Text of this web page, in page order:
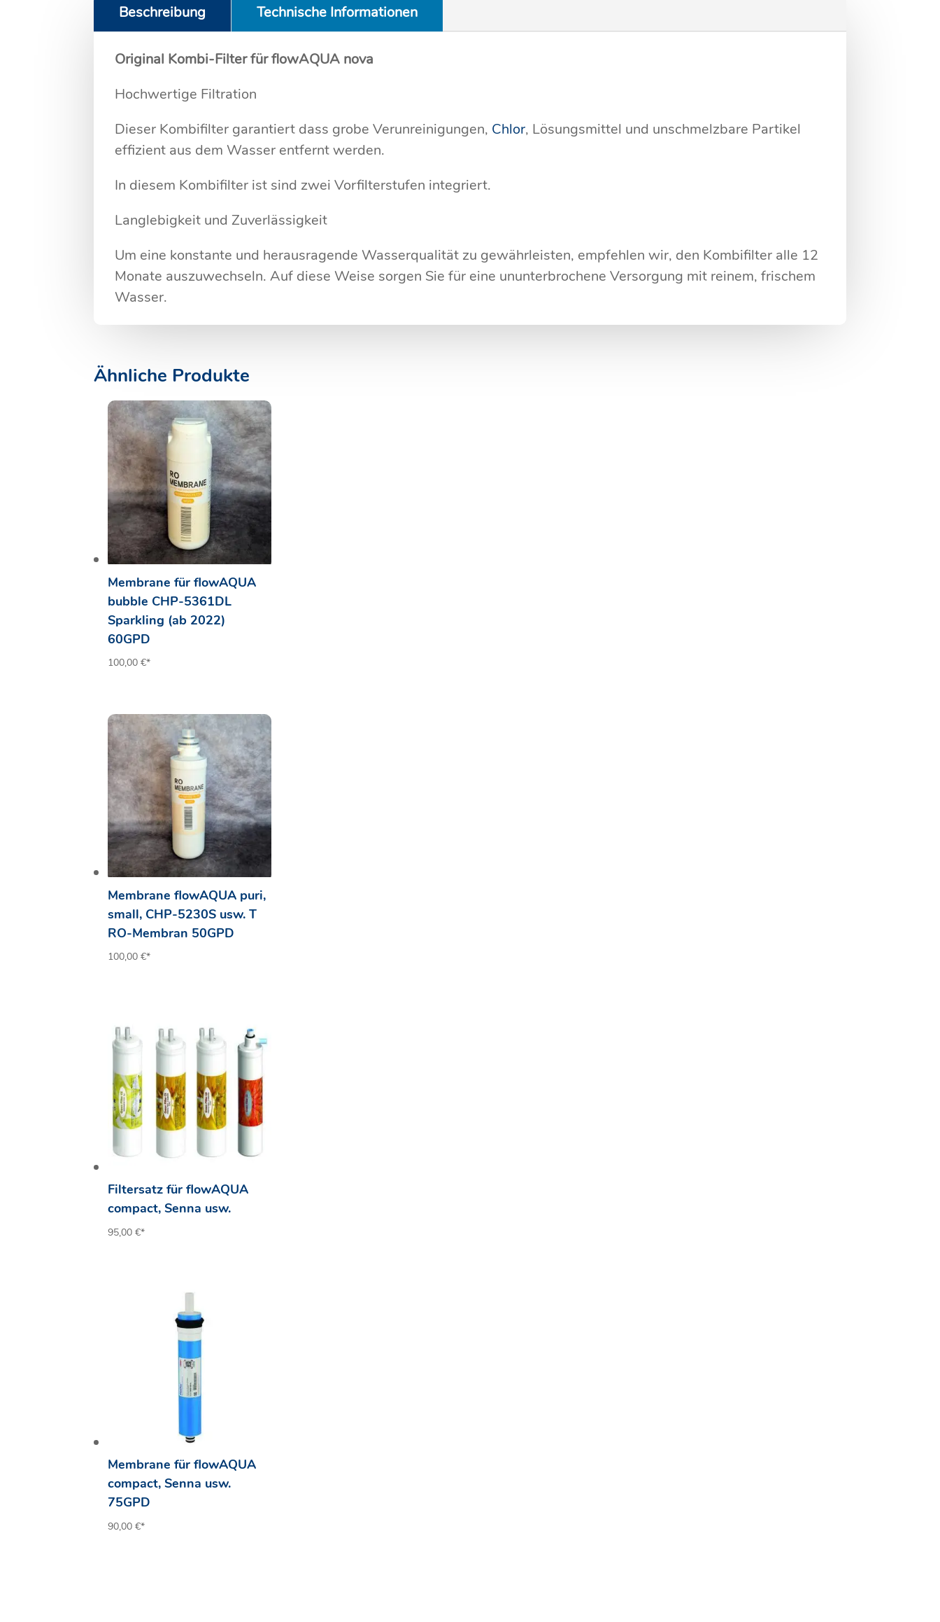
Beschreibung Technische Informationen
Original Kombi-Filter für flowAQUA nova
Hochwertige Filtration
Dieser Kombifilter garantiert dass grobe Verunreinigungen, Chlor, Lösungsmittel und unschmelzbare Partikel
effizient aus dem Wasser entfernt werden.
In diesem Kombifilter ist sind zwei Vorfilterstufen integriert.
Langlebigkeit und Zuverlässigkeit
Um eine konstante und herausragende Wasserqualität zu gewährleisten, empfehlen wir, den Kombifilter alle 12
Monate auszuwechseln. Auf diese Weise sorgen Sie für eine ununterbrochene Versorgung mit reinem, frischem
Wasser.
Ähnliche Produkte
Membrane für flowAQUA
bubble CHP-5361DL
Sparkling (ab 2022)
60GPD
100,00€*
Membrane flowAQUA puri,
small, CHP-5230S usw. T
RO-Membran 50GPD
100,00€*
Filtersatz für flowAQUA
compact, Senna usw.
95,00€*
Membrane für flowAQUA
compact, Senna usw.
75GPD
90,00€*